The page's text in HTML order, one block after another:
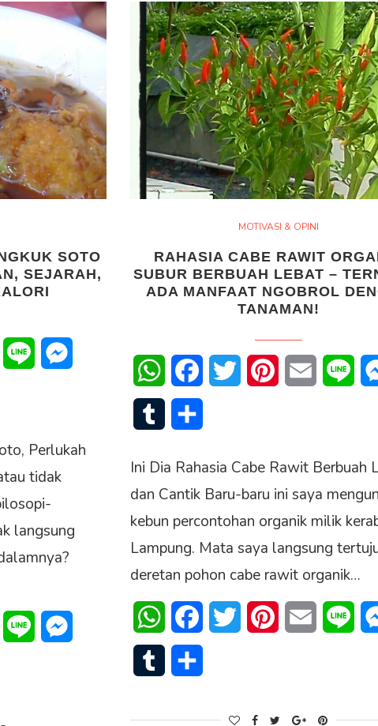
SOTO
SEJARAH,
Email Line Messenger
Perlukah
tidak
langsung
Email Line Messenger
MOTIVASI & OPINI
RAHASIA CABE RAWIT
SUBUR BERBUAH LEBAT –
ADA MANFAAT NGOBROL
TANAMAN!
WhatsAppFacebookTwitter PinterestEmail Line
Tumblr
Ini Dia Rahasia Cabe Rawit Berbuah
dan Cantik Baru-baru ini saya
kebun percontohan organik milik
Lampung. Mata saya langsung
deretan pohon cabe rawit organik…
WhatsAppFacebookTwitter PinterestEmail Line
Tumblr